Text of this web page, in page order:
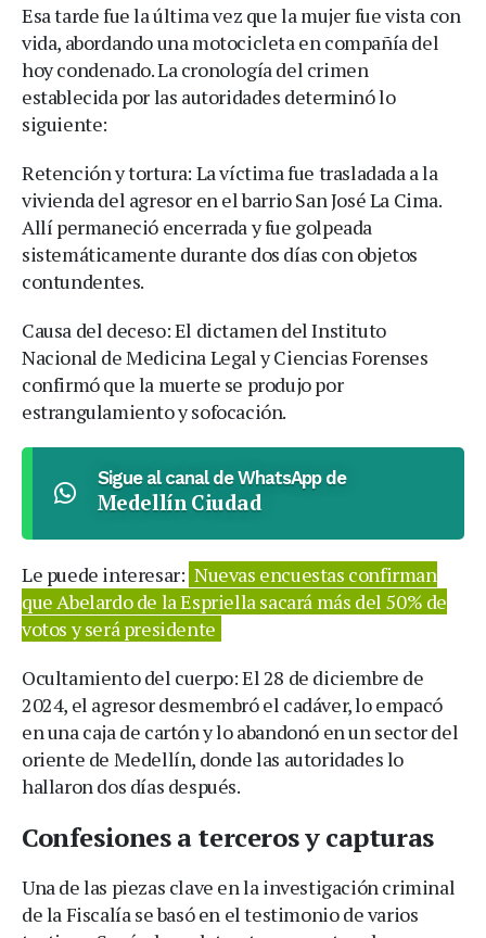
Esa tarde fue la última vez que la mujer fue vista con
vida, abordando una motocicleta en compañía del
hoy condenado. La cronología del crimen
establecida por las autoridades determinó lo
siguiente:
Retención y tortura: La víctima fue trasladada a la
vivienda del agresor en el barrio San José La Cima.
Allí permaneció encerrada y fue golpeada
sistemáticamente durante dos días con objetos
contundentes.
Causa del deceso: El dictamen del Instituto
Nacional de Medicina Legal y Ciencias Forenses
confirmó que la muerte se produjo por
estrangulamiento y sofocación.
Sigue al canal de WhatsApp de
Medellín Ciudad
Le puede interesar: Nuevas encuestas confirman
que Abelardo de la Espriella sacará más del 50% de
votos y será presidente
Ocultamiento del cuerpo: El 28 de diciembre de
2024, el agresor desmembró el cadáver, lo empacó
en una caja de cartón y lo abandonó en un sector del
oriente de Medellín, donde las autoridades lo
hallaron dos días después.
Confesiones a terceros y capturas
Una de las piezas clave en la investigación criminal
de la Fiscalía se basó en el testimonio de varios